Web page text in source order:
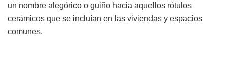
un nombre alegórico o guiño hacia aquellos rótulos
cerámicos que se incluían en las viviendas y espacios
comunes.